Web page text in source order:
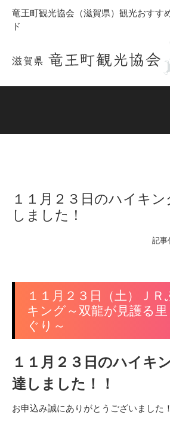
竜王町観光協会（滋賀県）観光おすす
ド
１１月２３日のハイキ
しました！
記事
１１月２３日（土）Ｊ
キング～双龍が見護る
ぐり～
１１月２３日のハイキ
達しました！！
お申込み誠にありがとうございました